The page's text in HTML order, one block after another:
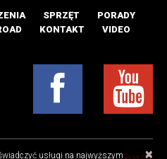
SPRZĘT
PORADY
KONTAKT VIDEO
×
usługi na najwyższym